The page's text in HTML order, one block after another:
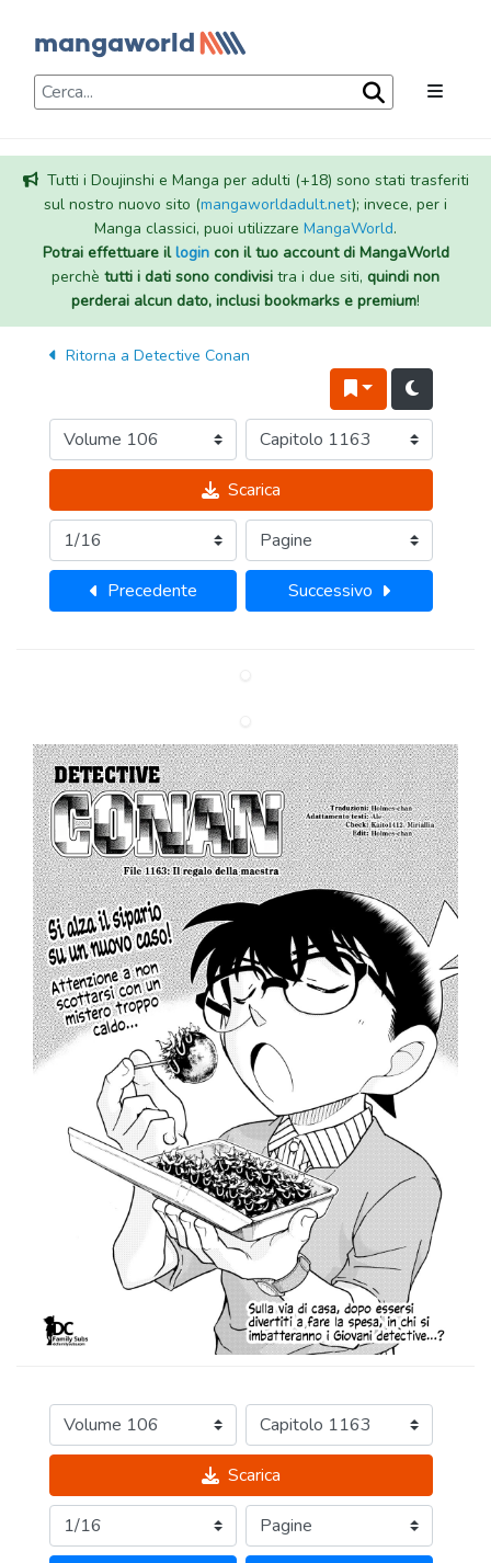
Tutti i Doujinshi e Manga per adulti (+18) sono stati trasferiti
sul nostro nuovo sito (mangaworldadult.net); invece, per i
Manga classici, puoi utilizzare MangaWorld.
Potrai effettuare illogincon il tuo account di MangaWorld
perchè tutti i dati sono condivisi tra i due siti, quindi non
perderai alcun dato, inclusi bookmarks e premium!
Ritorna a Detective Conan
Scarica
Precedente Successivo
Scarica